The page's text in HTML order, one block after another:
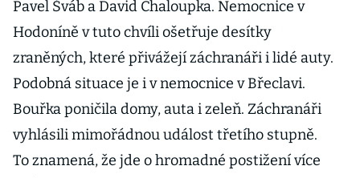
Pavel Šváb a David Chaloupka. Nemocnice v
Hodoníně v tuto chvíli ošetřuje desítky
zraněných, které přivážejí záchranáři i lidé auty.
Podobná situace je i v nemocnice v Břeclavi.
Bouřka poničila domy, auta i zeleň. Záchranáři
vyhlásili mimořádnou událost třetího stupně.
To znamená, že jde o hromadné postižení více